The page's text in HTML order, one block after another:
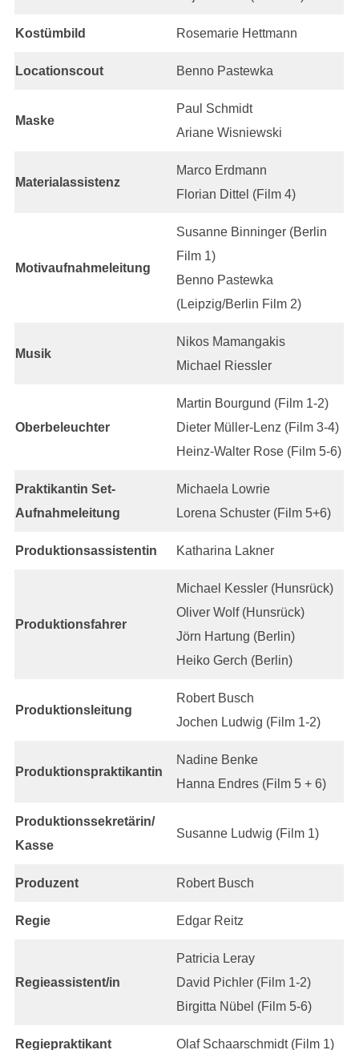
Kostümbild Rosemarie Hettmann
Locationscout Benno Pastewka
Maske
Paul Schmidt
Ariane Wisniewski
Materialassistenz
Marco Erdmann
Florian Dittel (Film 4)
Motivaufnahmeleitung
Susanne Binninger (Berlin
Film 1)
Benno Pastewka
(Leipzig/Berlin Film 2)
Musik
Nikos Mamangakis
Michael Riessler
Oberbeleuchter
Martin Bourgund (Film 1-2)
Dieter Müller-Lenz (Film 3-4)
Heinz-Walter Rose (Film 5-6)
Praktikantin Set-
Aufnahmeleitung
Michaela Lowrie
Lorena Schuster (Film 5+6)
Produktionsassistentin Katharina Lakner
Produktionsfahrer
Michael Kessler (Hunsrück)
Oliver Wolf (Hunsrück)
Jörn Hartung (Berlin)
Heiko Gerch (Berlin)
Produktionsleitung
Robert Busch
Jochen Ludwig (Film 1-2)
Produktionspraktikantin
Nadine Benke
Hanna Endres (Film 5 + 6)
Produktionssekretärin/
Kasse
Susanne Ludwig (Film 1)
Produzent Robert Busch
Regie Edgar Reitz
Regieassistent/in
Patricia Leray
David Pichler (Film 1-2)
Birgitta Nübel (Film 5-6)
Regiepraktikant Olaf Schaarschmidt (Film 1)